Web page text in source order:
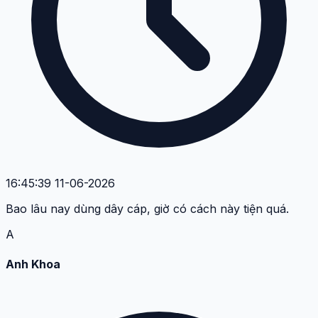
16:45:39 11-06-2026
Bao lâu nay dùng dây cáp, giờ có cách này tiện quá.
A
Anh Khoa